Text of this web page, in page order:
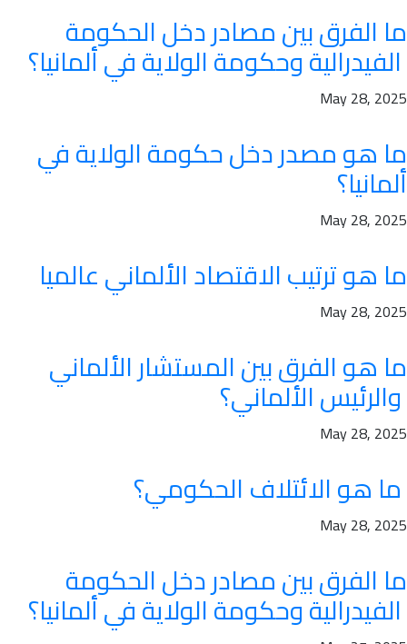
ما الفرق بين مصادر دخل الحكومة
May 28, 2025
ما هو مصدر دخل حكومة الولاية في
ألمانيا؟
May 28, 2025
ما هو ترتيب الاقتصاد الألماني عالميا
May 28, 2025
ما هو الفرق بين المستشار الألماني
May 28, 2025
May 28, 2025
ما الفرق بين مصادر دخل الحكومة